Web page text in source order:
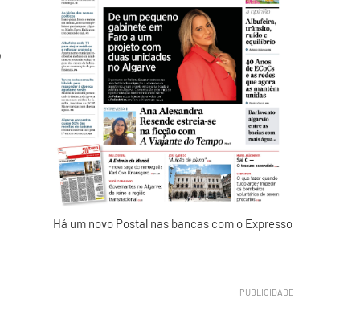
Há um novo Postal nas bancas com o Expresso